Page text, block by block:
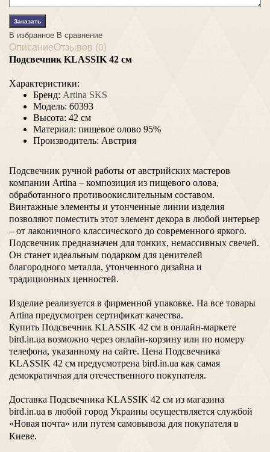
В избранное В сравнение
ОписаниеОтзывов (0)
Подсвечник KLASSIK 42 см
Характеристики:
Бренд: Artina SKS
Модель: 60393
Высота: 42 см
Материал: пищевое олово 95%
Производитель: Австрия
Подсвечник ручной работы от австрийских мастеров
компании Artina – композиция из пищевого олова,
обработанного противоокислительным составом.
Винтажные элементы и утонченные линии изделия
позволяют поместить этот элемент декора в любой интерьер
– от лаконичного классического до современного яркого.
Подсвечник предназначен для тонких, немассивных свечей.
Он станет идеальным подарком для ценителей
благородного металла, утонченного дизайна и
традиционных ценностей.
Изделие реализуется в фирменной упаковке. На все товары
Artina предусмотрен сертификат качества.
Купить Подсвечник KLASSIK 42 см в онлайн-маркете
bird.in.ua возможно через онлайн-корзину или по номеру
телефона, указанному на сайте. Цена Подсвечника
KLASSIK 42 см предусмотрена bird.in.ua как самая
демократичная для отечественного покупателя.
Доставка Подсвечника KLASSIK 42 см из магазина
bird.in.ua в любой город Украины осуществляется службой
«Новая почта» или путем самовывоза для покупателя в
Киеве.